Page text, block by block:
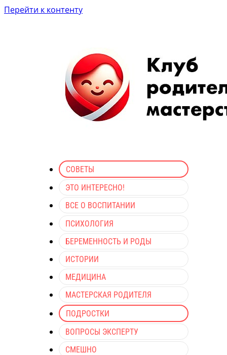
Перейти к контенту
СОВЕТЫ
ЭТО ИНТЕРЕСНО!
ВСЕ О ВОСПИТАНИИ
ПСИХОЛОГИЯ
БЕРЕМЕННОСТЬ И РОДЫ
ИСТОРИИ
МЕДИЦИНА
МАСТЕРСКАЯ РОДИТЕЛЯ
ПОДРОСТКИ
ВОПРОСЫ ЭКСПЕРТУ
СМЕШНО